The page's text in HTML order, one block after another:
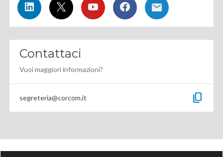
Contattaci
Vuoi maggiori informazioni?
segreteria@corcom.it content_copy